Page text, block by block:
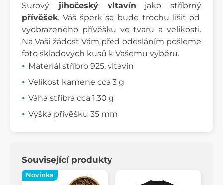
Surový jihočeský vltavín jako stříbrný
přívěšek. Váš šperk se bude trochu lišit od
vyobrazeného přívěšku ve tvaru a velikosti.
Na Vaši žádost Vám před odesláním pošleme
foto skladových kusů k Vašemu výběru.
Materiál stříbro 925, vltavín
Velikost kamene cca 3 g
Váha stříbra cca 1.30 g
Výška přívěšku 35 mm
Související produkty
Novinka